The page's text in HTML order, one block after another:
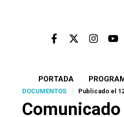
PORTADA
DOCUMENTOS Publicado el